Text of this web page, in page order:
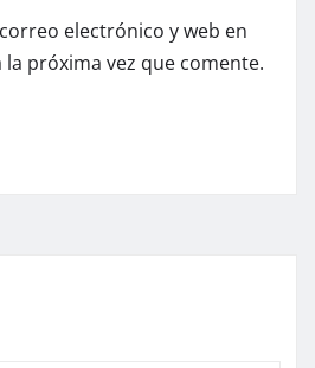
electrónico y web en
próxima vez que comente.